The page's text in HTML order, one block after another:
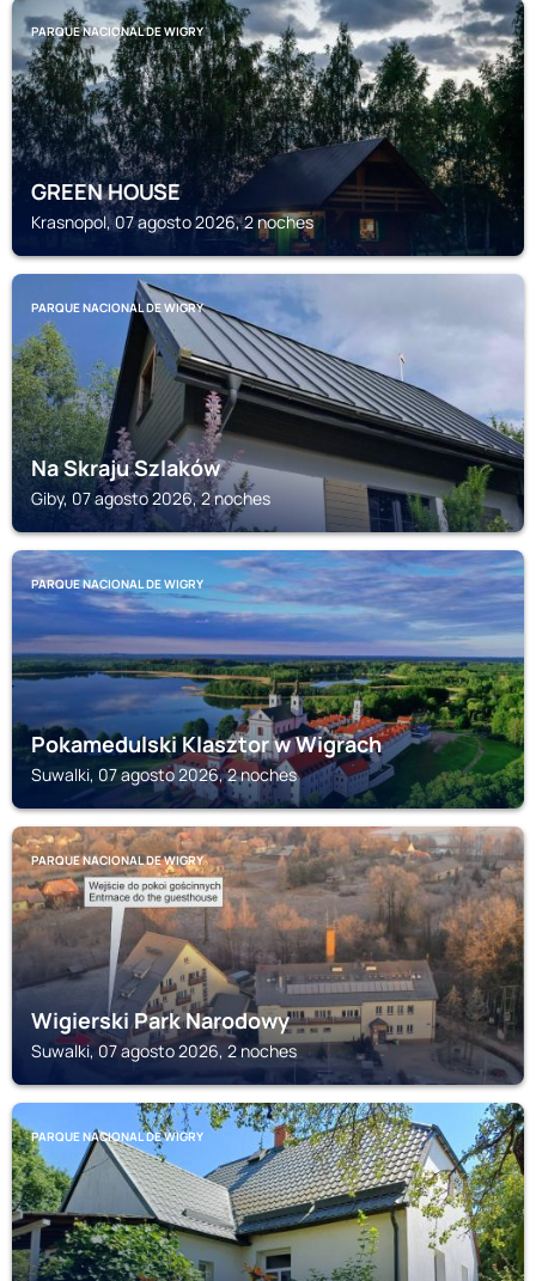
PARQUE NACIONAL DE WIGRY
GREEN HOUSE
Krasnopol, 07 agosto 2026, 2 noches
PARQUE NACIONAL DE WIGRY
Na Skraju Szlaków
Giby, 07 agosto 2026, 2 noches
PARQUE NACIONAL DE WIGRY
Pokamedulski Klasztor w Wigrach
Suwalki, 07 agosto 2026, 2 noches
PARQUE NACIONAL DE WIGRY
Wigierski Park Narodowy
Suwalki, 07 agosto 2026, 2 noches
PARQUE NACIONAL DE WIGRY